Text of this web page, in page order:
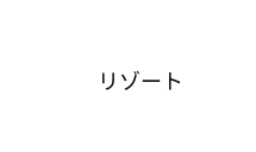
リゾート